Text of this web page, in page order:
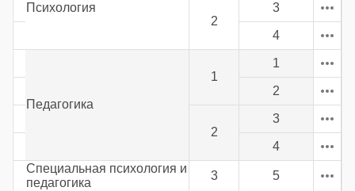
Психология
2
3
4
Педагогика
1
1
2
2
3
4
Специальная психология и
педагогика
3
5